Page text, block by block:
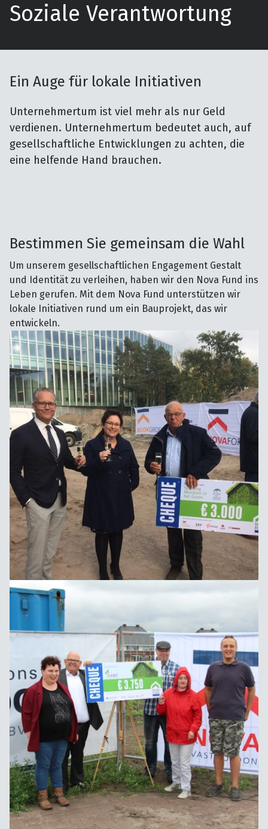
Soziale Verantwortung
Ein Auge für lokale Initiativen
Unternehmertum ist viel mehr als nur Geld
verdienen. Unternehmertum bedeutet auch, auf
gesellschaftliche Entwicklungen zu achten, die
eine helfende Hand brauchen.
Bestimmen Sie gemeinsam die Wahl
Um unserem gesellschaftlichen Engagement Gestalt
und Identität zu verleihen, haben wir den Nova Fund ins
Leben gerufen. Mit dem Nova Fund unterstützen wir
lokale Initiativen rund um ein Bauprojekt, das wir
entwickeln.